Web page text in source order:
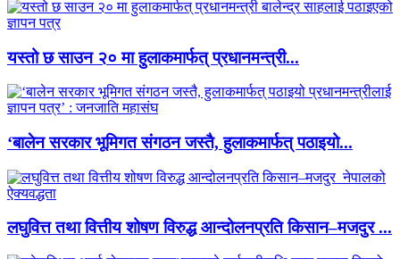
यस्तो छ साउन २० मा हुलाकमार्फत् प्रधानमन्त्री...
‘बालेन सरकार भूमिगत संगठन जस्तै, हुलाकमार्फत् पठाइयो...
लघुवित्त तथा वित्तीय शोषण विरुद्ध आन्दोलनप्रति किसान–मजदुर ...